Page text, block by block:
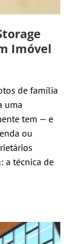
Imóvel
de família
uma
tem — e
ou
a técnica de